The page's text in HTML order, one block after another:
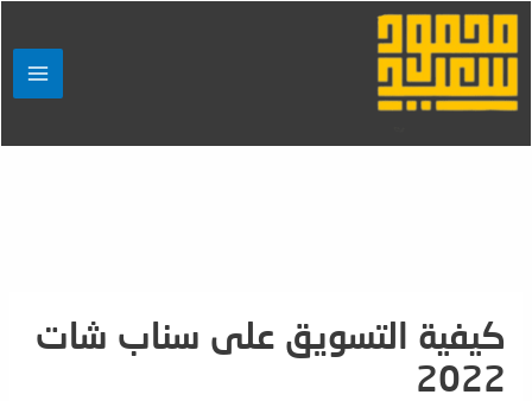
تخطي
إلى
كيفية التسويق على سناب شات
2022